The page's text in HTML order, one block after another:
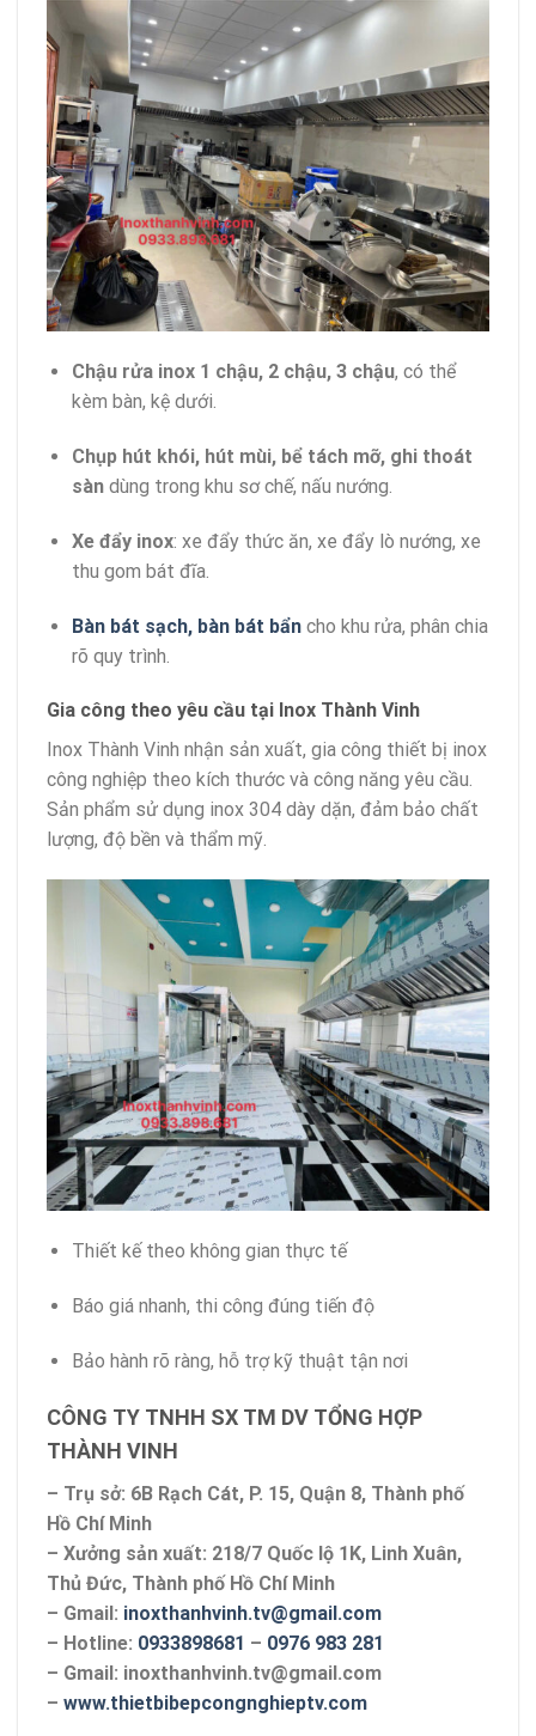
Chậu rửa inox 1 chậu, 2 chậu, 3 chậu, có thể
kèm bàn, kệ dưới.
Chụp hút khói, hút mùi, bể tách mỡ, ghi thoát
sàndùng trong khu sơ chế, nấu nướng.
Xe đẩy inox: xe đẩy thức ăn, xe đẩy lò nướng, xe
thu gom bát đĩa.
Bàn bát sạch, bàn bát bẩncho khu rửa, phân chia
rõ quy trình.
Gia công theo yêu cầu tại Inox Thành Vinh
Inox Thành Vinh nhận sản xuất, gia công thiết bị inox
công nghiệp theo kích thước và công năng yêu cầu.
Sản phẩm sử dụng inox 304 dày dặn, đảm bảo chất
lượng, độ bền và thẩm mỹ.
Thiết kế theo không gian thực tế
Báo giá nhanh, thi công đúng tiến độ
Bảo hành rõ ràng, hỗ trợ kỹ thuật tận nơi
CÔNG TY TNHH SX TM DV TỔNG HỢP
THÀNH VINH
– Trụ sở: 6B Rạch Cát, P. 15, Quận 8, Thành phố
Hồ Chí Minh
– Xưởng sản xuất: 218/7 Quốc lộ 1K, Linh Xuân,
Thủ Đức, Thành phố Hồ Chí Minh
– Gmail: inoxthanhvinh.tv@gmail.com
– Hotline: 0933898681 – 0976 983 281
– Gmail: inoxthanhvinh.tv@gmail.com
– www.thietbibepcongnghieptv.com